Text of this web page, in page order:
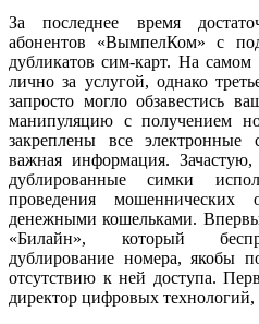
За последнее время
абонентов «ВымпелКом» с
дубликатов сим-карт. На самом
лично за услугой, однако
запросто могло обзавестись
манипуляцию с получением
закреплены все электронные
важная информация. Зачастую,
дублированные симки
проведения мошеннических
денежными кошельками.
«Билайн», который
дублирование номера, якобы
отсутствию к ней доступа.
директор цифровых